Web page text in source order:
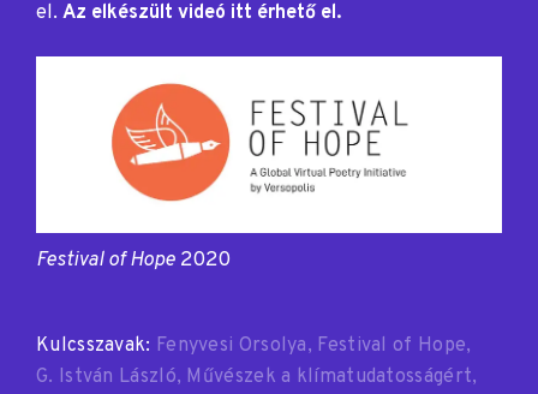
el. Az elkészült videó itt érhető el.
Festival of Hope 2020
Kulcsszavak: Fenyvesi Orsolya Festival of Hope
G. István László Művészek a klímatudatosságért